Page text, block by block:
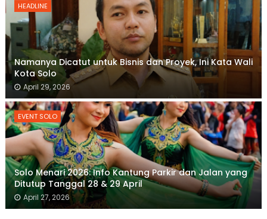
HEADLINE
Namanya Dicatut untuk Bisnis dan Proyek, Ini Kata Wali
Kota Solo
April 29, 2026
EVENT SOLO
Solo Menari 2026: Info Kantung Parkir dan Jalan yang
Ditutup Tanggal 28 & 29 April
April 27, 2026